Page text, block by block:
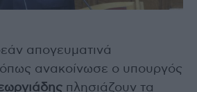
απογευματινά
όπως ανακοίνωσε ο υπουργός
πλησιάζουν τα